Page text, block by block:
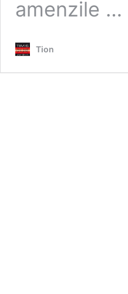
amenzile …
Tion